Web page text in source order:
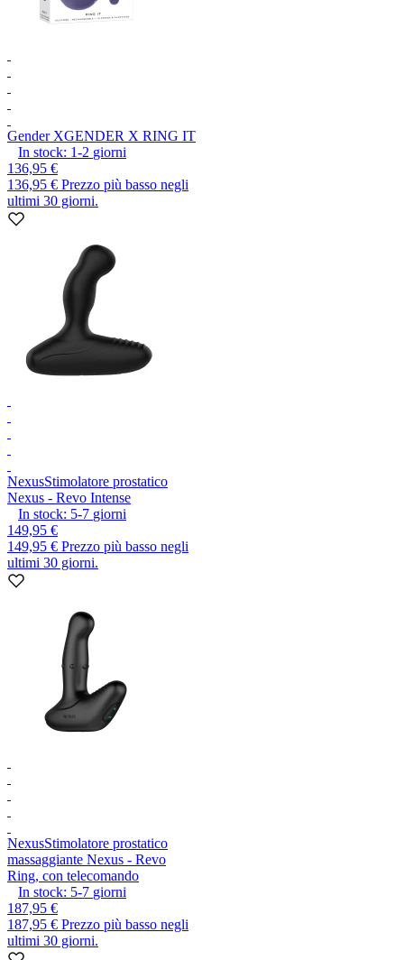
Gender XGENDER X RING IT
In stock: 1-2 giorni
136,95 €
136,95 € Prezzo più basso negli
ultimi 30 giorni.
NexusStimolatore prostatico
Nexus - Revo Intense
In stock: 5-7 giorni
149,95 €
149,95 € Prezzo più basso negli
ultimi 30 giorni.
NexusStimolatore prostatico
massaggiante Nexus - Revo
Ring, con telecomando
In stock: 5-7 giorni
187,95 €
187,95 € Prezzo più basso negli
ultimi 30 giorni.